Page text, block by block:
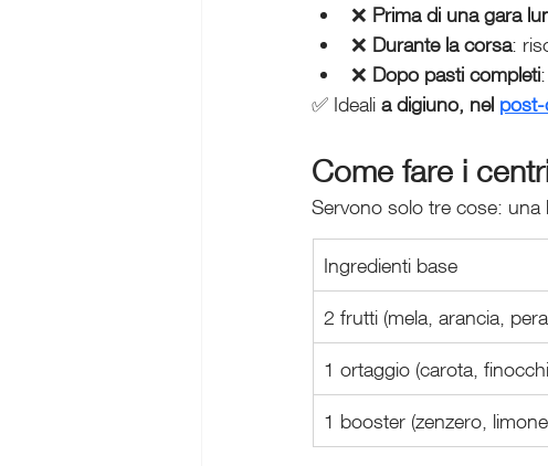
❌ Prima di una gara
❌ Durante la corsa:
❌ Dopo pasti completi
✅ Ideali a digiuno, nel
Come fare i
Servono solo tre cose: una
Ingredienti base
2 frutti (mela, arancia,
1 ortaggio (carota,
1 booster (zenzero,